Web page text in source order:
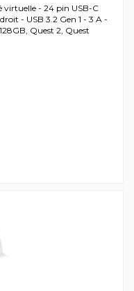
virtuelle - 24 pin USB-C
- USB 3.2 Gen 1 - 3 A -
Quest 2, Quest